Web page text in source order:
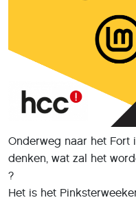
Onderweg naar het Fort
denken, wat zal het
?
Het is het